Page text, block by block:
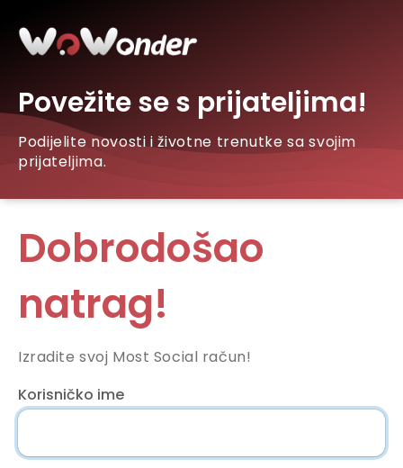
Povežite se s prijateljima!
Podijelite novosti i životne trenutke sa svojim
prijateljima.
Dobrodošao
natrag!
Izradite svoj Most Social račun!
Korisničko ime